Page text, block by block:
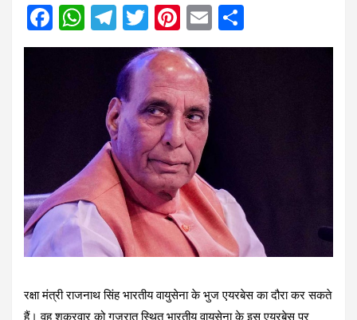
F
a
W
h
p
p
T
el
e
gr
a
m
T
wi
tt
er
Pi
nt
er
es
t
E
m h
रक्षा मंत्री राजनाथ सिंह भारतीय वायुसेना के भुज एयरबेस का दौरा कर सकते
हैं। वह शुक्रवार को गुजरात स्थित भारतीय वायुसेना के इस एयरबेस पर